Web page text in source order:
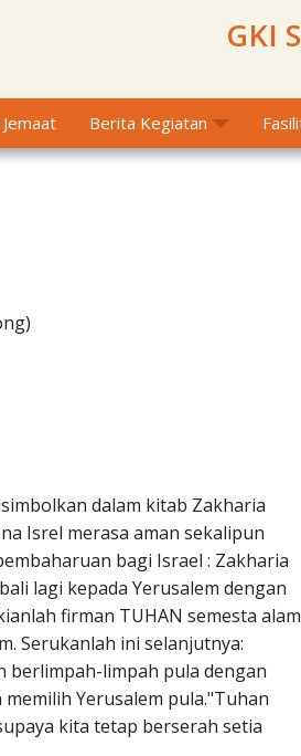
GKI
Berita Kegiatan
dalam kitab Zakharia
Isrel merasa aman sekalipun
bagi Israel : Zakharia
lagi kepada Yerusalem dengan
firman TUHAN semesta
Serukanlah ini selanjutnya:
berlimpah-limpah pula dengan
Yerusalem pula."Tuhan
kita tetap berserah setia